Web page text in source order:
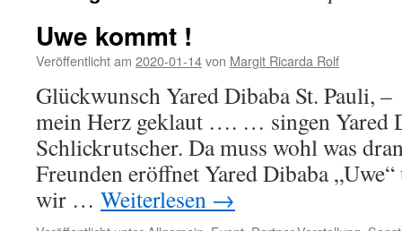
Uwe kommt !
Veröffentlicht am 2020-01-14von Margit Ricarda Rolf
Glückwunsch Yared Dibaba St. Pauli,
mein Herz geklaut …. … singen Yared
Schlickrutscher. Da muss wohl was
Freunden eröffnet Yared Dibaba
wir … Weiterlesen →